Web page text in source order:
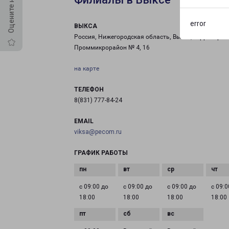
error
ВЫКСА
Россия, Нижегородская область, Выкса, территория
Проммикрорайон № 4, 16
на карте
ТЕЛЕФОН
8(831) 777-84-24
EMAIL
viksa@pecom.ru
ГРАФИК РАБОТЫ
с 09:00 до
18:00
с 09:00 до
18:00
с 09:00 до
18:00
с
18:00